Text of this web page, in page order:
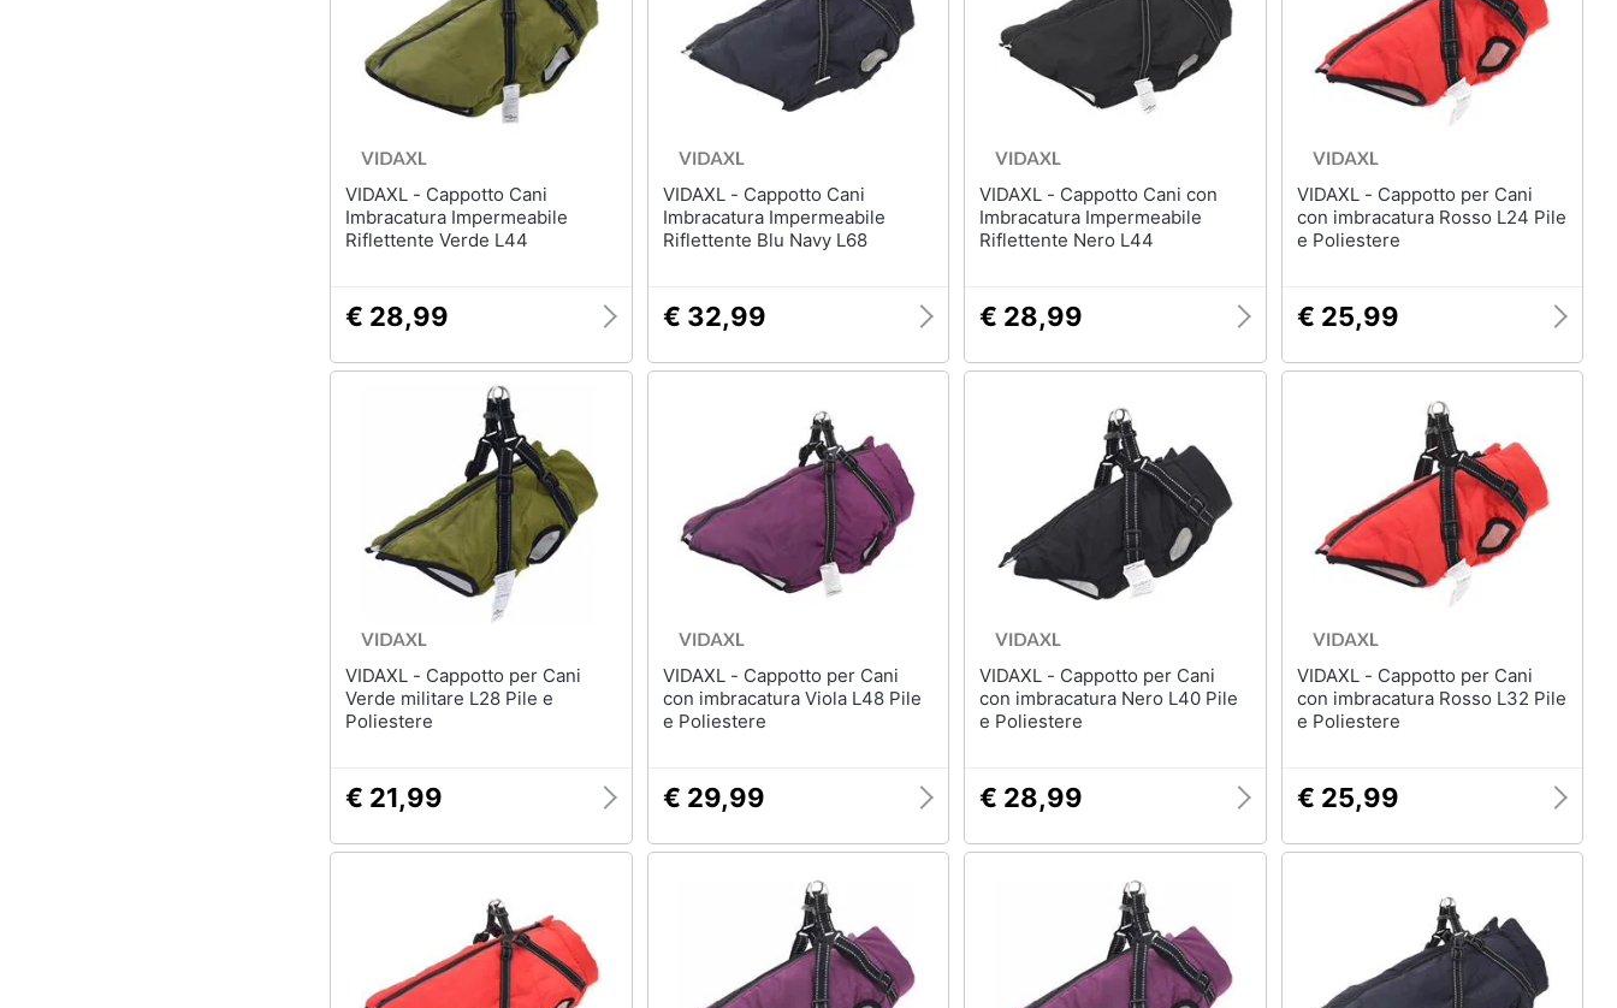
VIDAXL - Cappotto Cani
Imbracatura Impermeabile
Riflettente Verde L44
€ 28,99
VIDAXL - Cappotto Cani
Imbracatura Impermeabile
Riflettente Blu Navy L68
€ 32,99
VIDAXL - Cappotto Cani con
Imbracatura Impermeabile
Riflettente Nero L44
€ 28,99
VIDAXL - Cappotto per Cani
con imbracatura Rosso L24 Pile
e Poliestere
€ 25,99
VIDAXL - Cappotto per Cani
Verde militare L28 Pile e
Poliestere
€ 21,99
VIDAXL - Cappotto per Cani
con imbracatura Viola L48 Pile
e Poliestere
€ 29,99
VIDAXL - Cappotto per Cani
con imbracatura Nero L40 Pile
e Poliestere
€ 28,99
VIDAXL - Cappotto per Cani
con imbracatura Rosso L32 Pile
e Poliestere
€ 25,99